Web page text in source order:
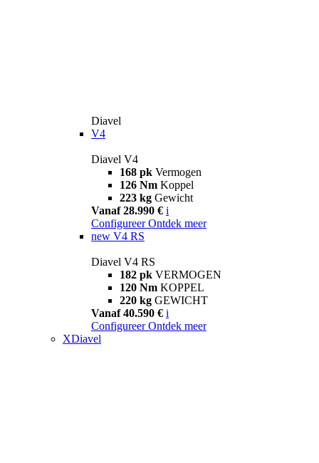
Diavel
V4
Diavel V4
168 pk Vermogen
126 Nm Koppel
223 kg Gewicht
Vanaf 28.990 € i
Configureer Ontdek meer
new V4 RS
Diavel V4 RS
182 pk VERMOGEN
120 Nm KOPPEL
220 kg GEWICHT
Vanaf 40.590 € i
Configureer Ontdek meer
XDiavel